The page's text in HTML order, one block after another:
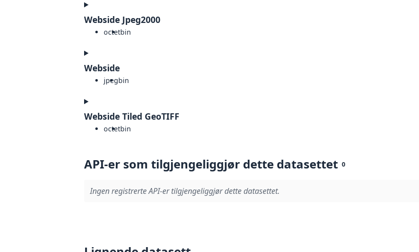
Webside Jpeg2000
octetbin
Webside
jpegbin
Webside Tiled GeoTIFF
octetbin
API-er som tilgjengeliggjør dette datasettet 0
Ingen registrerte API-er tilgjengeliggjør dette datasettet.